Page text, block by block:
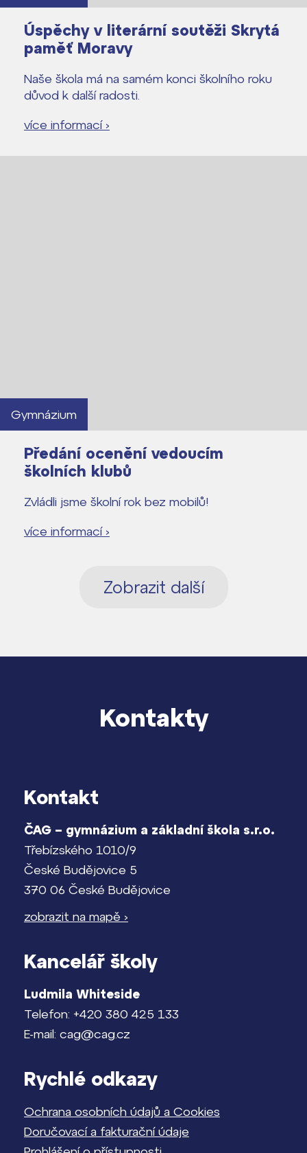
Úspěchy v literární soutěži Skrytá
paměť Moravy
Naše škola má na samém konci školního roku
důvod k další radosti.
více informací ›
Gymnázium
Předání ocenění vedoucím
školních klubů
Zvládli jsme školní rok bez mobilů!
více informací ›
Zobrazit další
Kontakty
Kontakt
ČAG – gymnázium a základní škola s.r.o.
Třebízského 1010/9
České Budějovice 5
370 06 České Budějovice
zobrazit na mapě ›
Kancelář školy
Ludmila Whiteside
Telefon: +420 380 425 133
E-mail: cag@cag.cz
Rychlé odkazy
Ochrana osobních údajů a Cookies
Doručovací a fakturační údaje